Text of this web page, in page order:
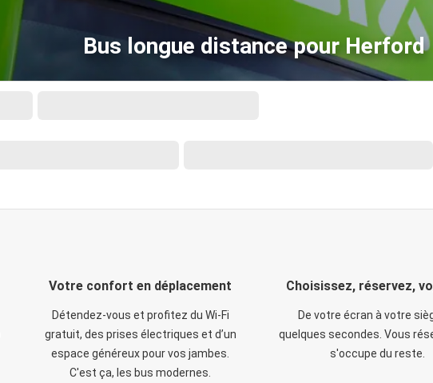
Bus longue distance pour Herford
Votre confort en déplacement
Détendez-vous et profitez du Wi-Fi
gratuit, des prises électriques et d’un
espace généreux pour vos jambes.
C'est ça, les bus modernes.
Choisissez, réservez,
De votre écran à votre
quelques secondes. Vous
s'occupe du reste.